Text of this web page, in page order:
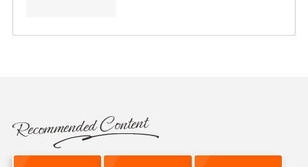
Recommended Content